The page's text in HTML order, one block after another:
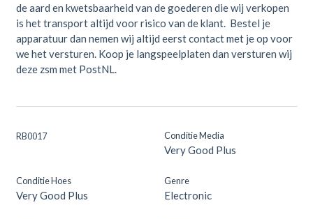
de aard en kwetsbaarheid van de goederen die wij verkopen
is het transport altijd voor risico van de klant. Bestel je
apparatuur dan nemen wij altijd eerst contact met je op voor
we het versturen. Koop je langspeelplaten dan versturen wij
deze zsm met PostNL.
RB0017 Conditie Media
Very Good Plus
Conditie Hoes
Very Good Plus
Genre
Electronic